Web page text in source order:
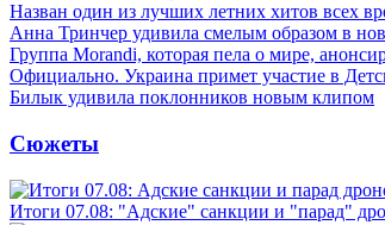
Назван один из лучших летних хитов всех
Анна Тринчер удивила смелым образом в
Группа Morandi, которая пела о мире,
Официально. Украина примет участие в
Билык удивила поклонников новым клипом
Сюжеты
Итоги 07.08: "Адские" санкции и "парад"